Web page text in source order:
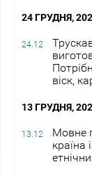
24 ГРУДНЯ,
24.12
віск,
13 ГРУДНЯ,
13.12
Мовне
країна